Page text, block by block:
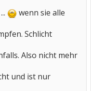
wenn sie alle
Schlicht
Also nicht mehr
und ist nur